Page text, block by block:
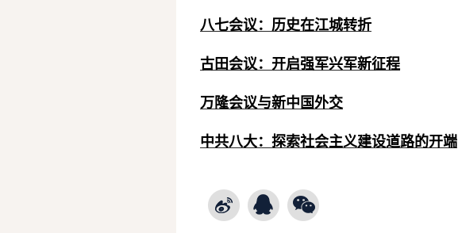
八七会议：历史在江城转折
古田会议：开启强军兴军新征程
万隆会议与新中国外交
中共八大：探索社会主义建设道路的开端